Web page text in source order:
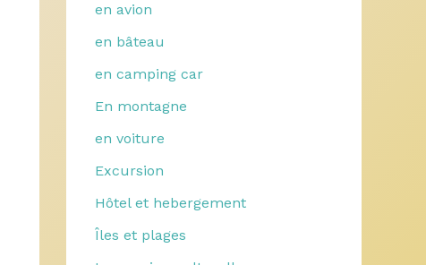
en avion
en bâteau
en camping car
En montagne
en voiture
Excursion
Hôtel et hebergement
Îles et plages